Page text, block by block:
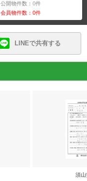
公開物件数：0件
会員物件数：0件
LINEで共有する
須山